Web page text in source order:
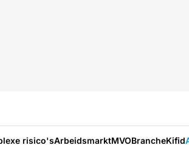
risico'sArbeidsmarktMVOBrancheKifid